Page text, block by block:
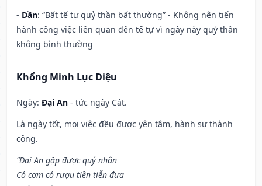
- Dần: “Bất tế tự quỷ thần bất thường” - Không nên tiến
hành công việc liên quan đến tế tự vì ngày này quỷ thần
không bình thường
Khổng Minh Lục Diệu
Ngày: Đại An - tức ngày Cát.
Là ngày tốt, mọi việc đều được yên tâm, hành sự thành
công.
“Đại An gặp được quý nhân
Có cơm có rượu tiền tiễn đưa